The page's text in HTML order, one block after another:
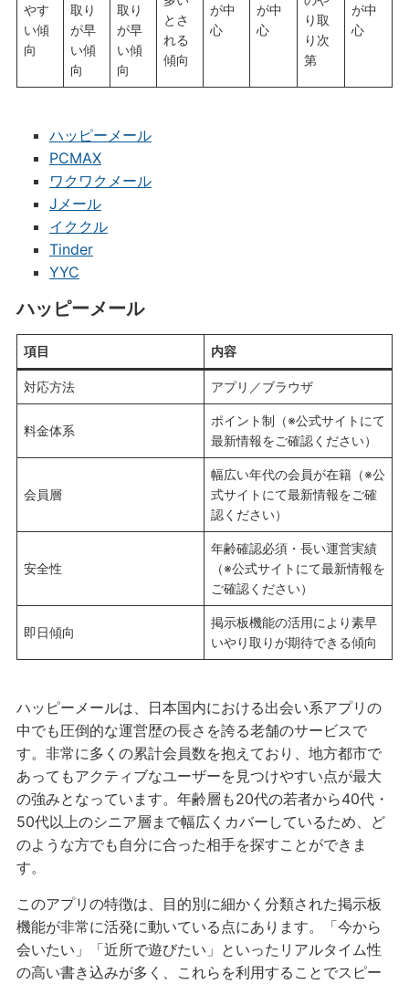
やす
い傾
向
取り
が早
い傾
向
取り
が早
い傾
向
とさ
れる
傾向
が中
心
が中
心
り取
り次
第
が中
心
ハッピーメール
PCMAX
ワクワクメール
Jメール
イククル
Tinder
YYC
ハッピーメール
項目 内容
対応方法 アプリ／ブラウザ
料金体系
ポイント制（※公式サイトにて
最新情報をご確認ください）
会員層
幅広い年代の会員が在籍（※公
式サイトにて最新情報をご確
認ください）
安全性
年齢確認必須・長い運営実績
（※公式サイトにて最新情報を
ご確認ください）
即日傾向
掲示板機能の活用により素早
いやり取りが期待できる傾向
ハッピーメールは、日本国内における出会い系アプリの
中でも圧倒的な運営歴の長さを誇る老舗のサービスで
す。非常に多くの累計会員数を抱えており、地方都市で
あってもアクティブなユーザーを見つけやすい点が最大
の強みとなっています。年齢層も20代の若者から40代・
50代以上のシニア層まで幅広くカバーしているため、ど
のような方でも自分に合った相手を探すことができま
す。
このアプリの特徴は、目的別に細かく分類された掲示板
機能が非常に活発に動いている点にあります。「今から
会いたい」「近所で遊びたい」といったリアルタイム性
の高い書き込みが多く、これらを利用することでスピー